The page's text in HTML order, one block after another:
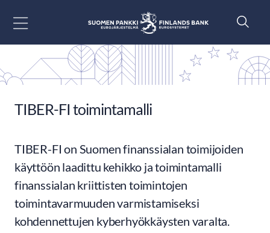
TIBER-FI toimintamalli
TIBER-FI on Suomen finanssialan toimijoiden
käyttöön laadittu kehikko ja toimintamalli
finanssialan kriittisten toimintojen
toimintavarmuuden varmistamiseksi
kohdennettujen kyberhyökkäysten varalta.